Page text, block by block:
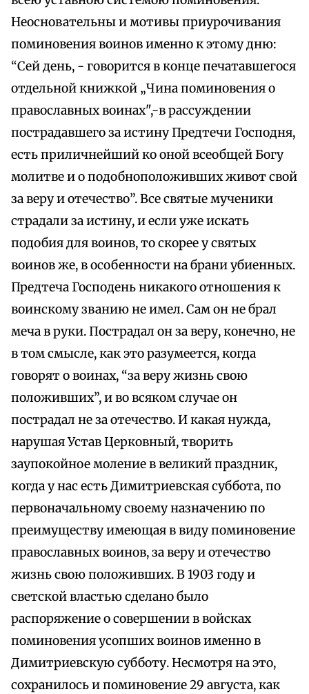
Неосновательны и мотивы приурочивания
поминовения воинов именно к этому дню:
“Сей день, - говорится в конце печатавшегося
отдельной книжкой „Чина поминовения о
православных воинах",-в рассуждении
пострадавшего за истину Предтечи Господня,
есть приличнейший ко оной всеобщей Богу
молитве и о подобноположивших живот свой
за веру и отечество”. Все святые мученики
страдали за истину, и если уже искать
подобия для воинов, то скорее у святых
воинов же, в особенности на брани убиенных.
Предтеча Господень никакого отношения к
воинскому званию не имел. Сам он не брал
меча в руки. Пострадал он за веру, конечно, не
в том смысле, как это разумеется, когда
говорят о воинах, “за веру жизнь свою
положивших”, и во всяком случае он
пострадал не за отечество. И какая нужда,
нарушая Устав Церковный, творить
заупокойное моление в великий праздник,
когда у нас есть Димитриевская суббота, по
первоначальному своему назначению по
преимуществу имеющая в виду поминовение
православных воинов, за веру и отечество
жизнь свою положивших. В 1903 году и
светской властью сделано было
распоряжение о совершении в войсках
поминовения усопших воинов именно в
Димитриевскую субботу. Несмотря на это,
сохранилось и поминовение 29 августа, как